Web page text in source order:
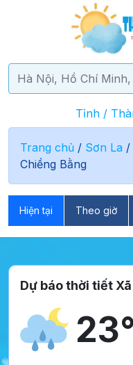
Tỉnh /
Trang chủ / Sơn La /
Chiềng Bằng
Hiện tại Theo giờ
Dự báo thời tiết
23°